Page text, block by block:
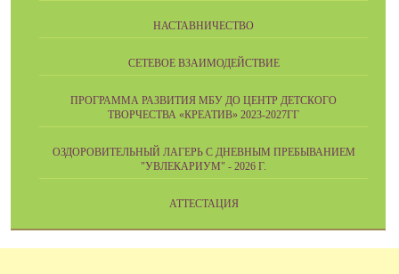
НАСТАВНИЧЕСТВО
СЕТЕВОЕ ВЗАИМОДЕЙСТВИЕ
ПРОГРАММА РАЗВИТИЯ МБУ ДО ЦЕНТР ДЕТСКОГО
ТВОРЧЕСТВА «КРЕАТИВ» 2023-2027ГГ
ОЗДОРОВИТЕЛЬНЫЙ ЛАГЕРЬ С ДНЕВНЫМ ПРЕБЫВАНИЕМ
"УВЛЕКАРИУМ" - 2026 Г.
АТТЕСТАЦИЯ